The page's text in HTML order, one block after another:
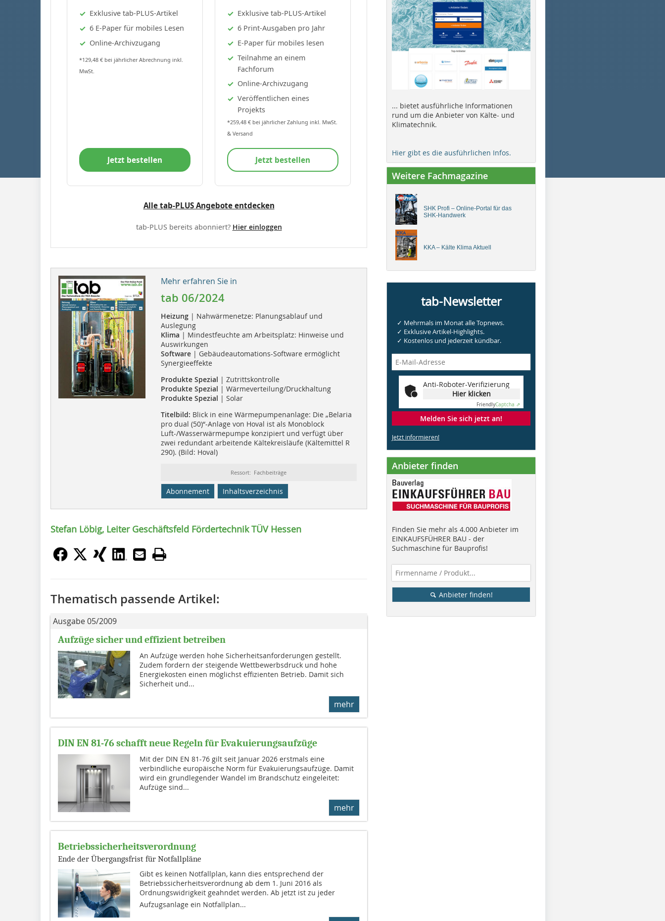
Exklusive tab-PLUS-Artikel
6 E-Paper für mobiles Lesen
Online-Archivzugang
*129,48 € bei jährlicher Abrechnung inkl.
MwSt.
Jetzt bestellen
Exklusive tab-PLUS-Artikel
6 Print-Ausgaben pro Jahr
E-Paper für mobiles lesen
Teilnahme an einem
Fachforum
Online-Archivzugang
Veröffentlichen eines
Projekts
*259,48 € bei jährlicher Zahlung inkl. MwSt.
& Versand
Jetzt bestellen
Alle tab-PLUS Angebote entdecken
tab-PLUS bereits abonniert? Hier einloggen
Mehr erfahren Sie in
tab 06/2024
Heizung | Nahwärmenetze: Planungsablauf und
Auslegung
Klima | Mindestfeuchte am Arbeitsplatz: Hinweise und
Auswirkungen
Software| Gebäudeautomations-Software ermöglicht
Synergieeffekte
Produkte Spezial | Zutrittskontrolle
Produkte Spezial | Wärmeverteilung/Druckhaltung
Produkte Spezial | Solar
Titelbild: Blick in eine Wärmepumpenanlage: Die „Belaria
pro dual (50)“-Anlage von Hoval ist als Monoblock
Luft-/Wasserwärmepumpe konzipiert und verfügt über
zwei redundant arbeitende Kältekreisläufe (Kältemittel R
290). (Bild: Hoval)
Ressort: Fachbeiträge
Abonnement Inhaltsverzeichnis
Stefan Löbig, Leiter Geschäftsfeld Fördertechnik TÜV Hessen
Thematisch passende Artikel:
Ausgabe 05/2009
Aufzüge sicher und effizient betreiben
An Aufzüge werden hohe Sicher­heitsanforderungen gestellt.
Zudem fordern der stei­gen­de Wettbewerbsdruck und hohe
Energiekosten einen möglichst effi­zienten Betrieb. Damit sich
Sicher­heit und...
mehr
DIN EN 81-76 schafft neue Regeln für Evakuierungsaufzüge
Mit der DIN EN 81-76 gilt seit Januar 2026 erstmals eine
verbindliche europäische Norm für Evakuierungsaufzüge. Damit
wird ein grundlegender Wandel im Brandschutz eingeleitet:
Aufzüge sind...
mehr
Betriebssicherheitsverordnung
Ende der Übergangsfrist für Notfallpläne
Gibt es keinen Notfallplan, kann dies entsprechend der
Betriebssicherheitsverordnung ab dem 1. Juni 2016 als
Ordnungswidrigkeit geahndet werden. Ab jetzt ist zu jeder
Aufzugsanlage ein Notfallplan...
... bietet ausführliche Informationen
rund um die Anbieter von Kälte- und
Klimatechnik.
Hier gibt es die ausführlichen Infos.
Weitere Fachmagazine
SHK Profi – Online-Portal für das
SHK-Handwerk
KKA – Kälte Klima Aktuell
tab-Newsletter
✓ Mehrmals im Monat alle Topnews.
✓ Exklusive Artikel-Highlights.
✓ Kostenlos und jederzeit kündbar.
Anti-Roboter-Verifizierung
Hier klicken
FriendlyCaptcha ⇗
Melden Sie sich jetzt an!
Jetzt informieren!
Anbieter finden
Finden Sie mehr als 4.000 Anbieter im
EINKAUFSFÜHRER BAU - der
Suchmaschine für Bauprofis!
Anbieter finden!